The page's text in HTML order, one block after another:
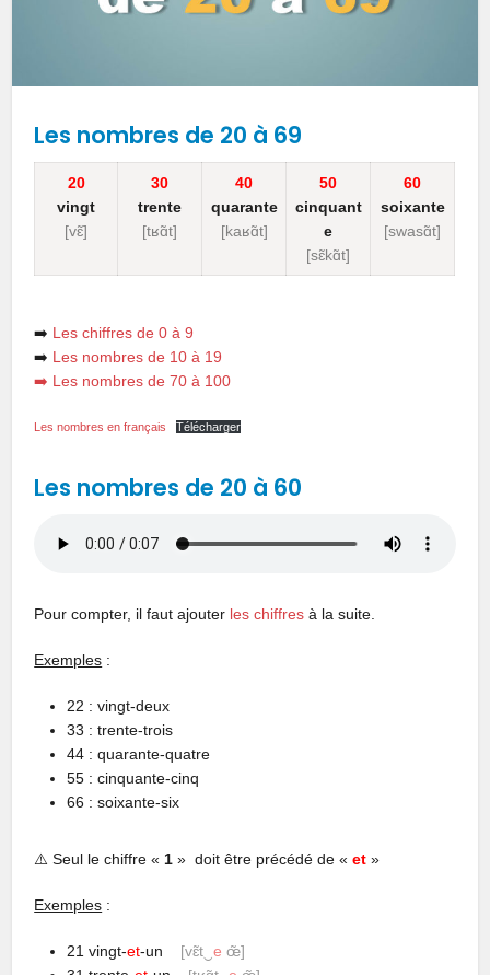
Les nombres de 20 à 69
20
vingt
[vɛ̃]
30
trente
[tʁɑ̃t]
40
quarante
[kaʁɑ̃t]
50
cinquant
e
[sɛ̃kɑ̃t]
60
soixante
[swasɑ̃t]
➡️ Les chiffres de 0 à 9
➡️ Les nombres de 10 à 19
➡️ Les nombres de 70 à 100
Les nombres en français Télécharger
Les nombres de 20 à 60
Pour compter, il faut ajouter les chiffres à la suite.
Exemples :
22 : vingt-deux
33 : trente-trois
44 : quarante-quatre
55 : cinquante-cinq
66 : soixante-six
⚠️ Seul le chiffre « 1 » doit être précédé de «et »
Exemples :
21 vingt-et-un [vɛ̃t‿e œ̃]